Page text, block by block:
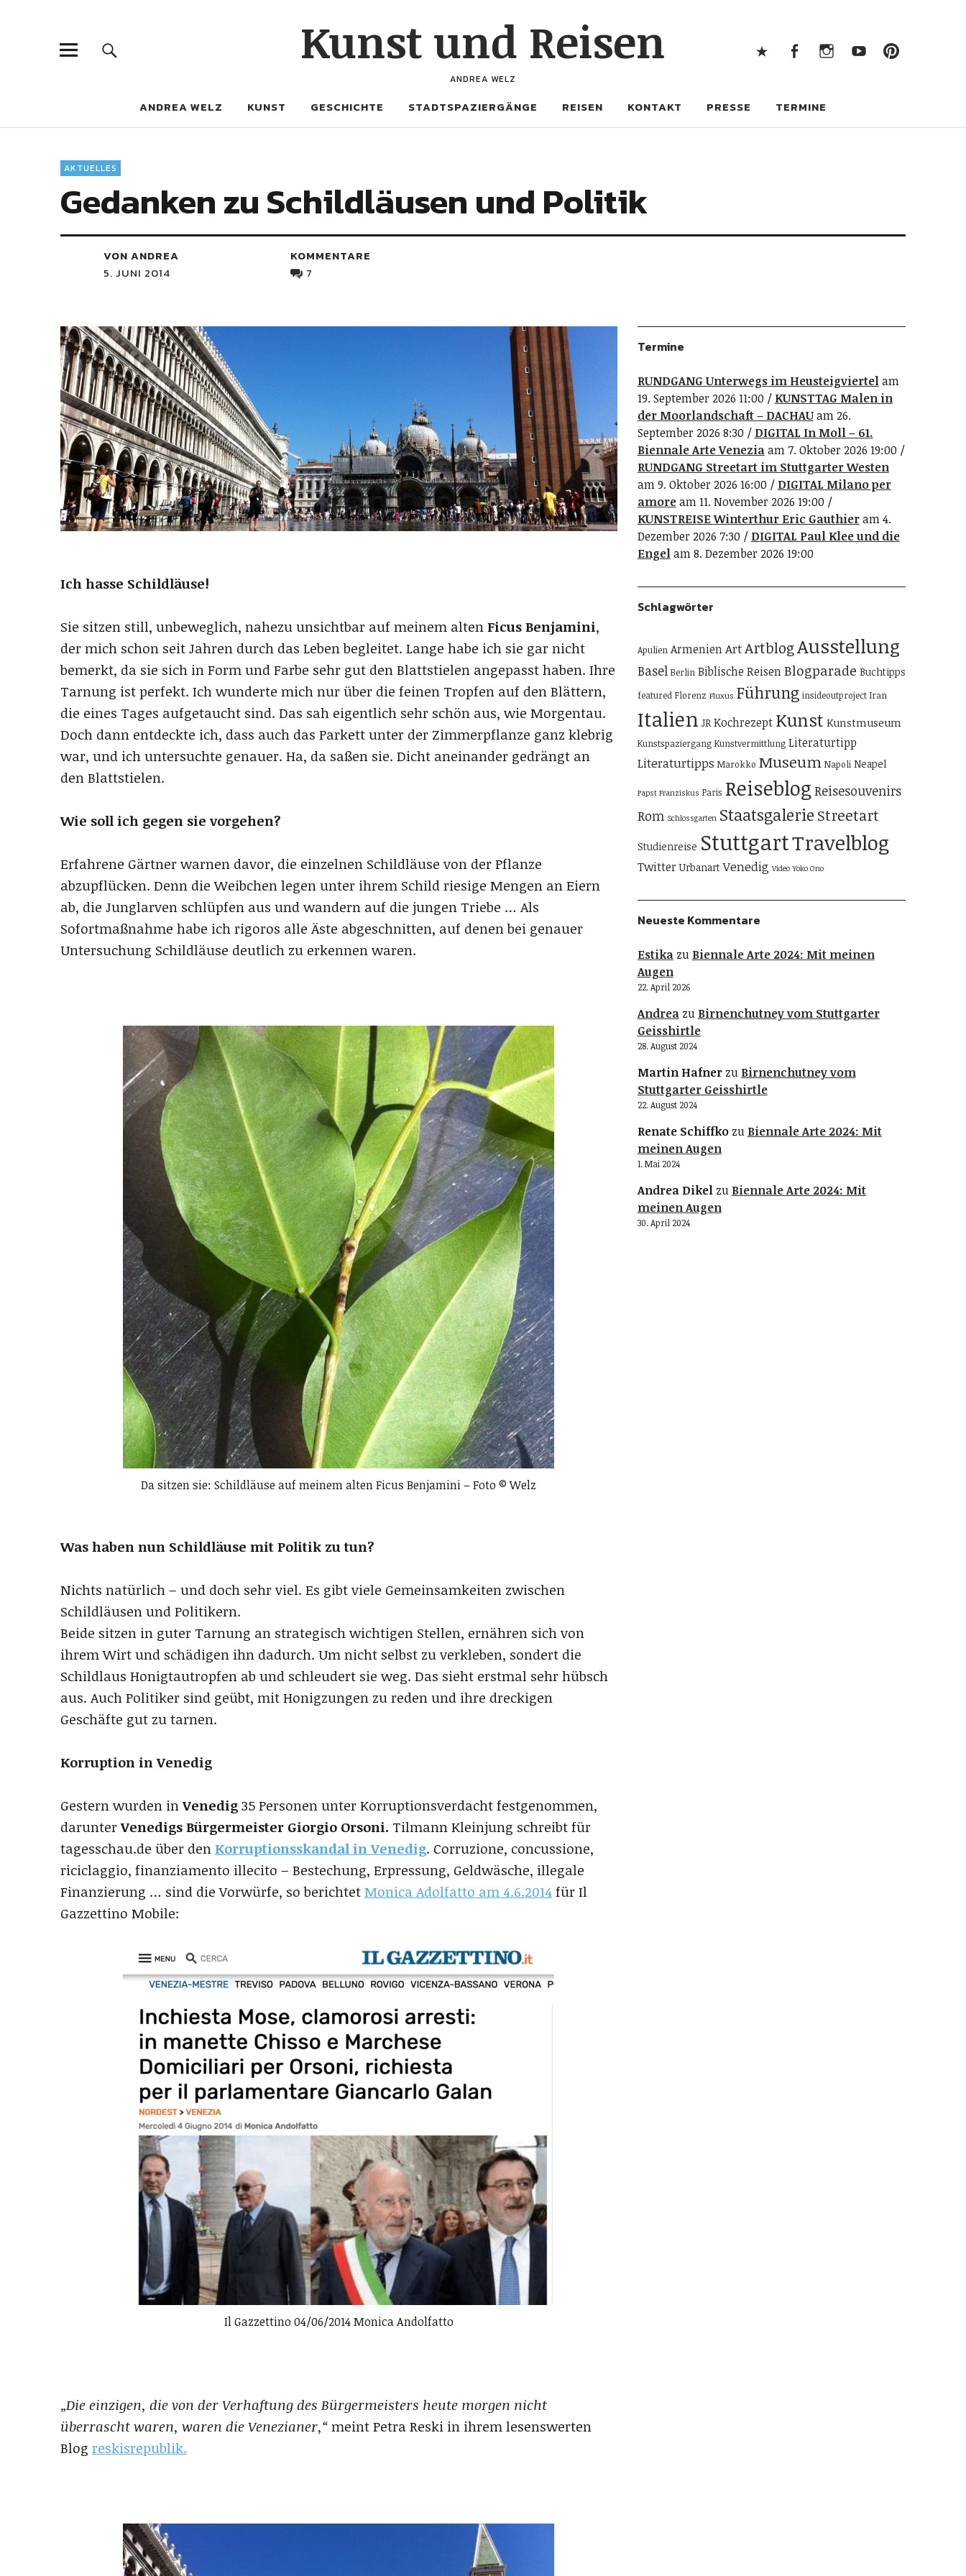
Kunst und Reisen
ANDREA WELZ
ANDREA WELZ KUNST GESCHICHTE STADTSPAZIERGÄNGE REISEN KONTAKT PRESSE TERMINE
AKTUELLES
Gedanken zu Schildläusen und Politik
VON ANDREA
5. JUNI 2014
KOMMENTARE
7
Ich hasse Schildläuse!
Sie sitzen still, unbeweglich, nahezu unsichtbar auf meinem altenFicus Benjamini,
der mich schon seit Jahren durch das Leben begleitet. Lange habe ich sie gar nicht
bemerkt, da sie sich in Form und Farbe sehr gut den Blattstielen angepasst haben. Ihre
Tarnung ist perfekt. Ich wunderte mich nur über die feinen Tropfen auf den Blättern,
die eines Tages aufgetaucht sind. Das sah eigentlich sehr schön aus, wie Morgentau.
Doch dann entdeckte ich, dass auch das Parkett unter der Zimmerpflanze ganz klebrig
war, und ich untersuchte genauer. Ha, da saßen sie. Dicht aneinander gedrängt an
den Blattstielen.
Wie soll ich gegen sie vorgehen?
Erfahrene Gärtner warnen davor, die einzelnen Schildläuse von der Pflanze
abzupflücken. Denn die Weibchen legen unter ihrem Schild riesige Mengen an Eiern
ab, die Junglarven schlüpfen aus und wandern auf die jungen Triebe … Als
Sofortmaßnahme habe ich rigoros alle Äste abgeschnitten, auf denen bei genauer
Untersuchung Schildläuse deutlich zu erkennen waren.
Da sitzen sie: Schildläuse auf meinem alten Ficus Benjamini – Foto © Welz
Was haben nun Schildläuse mit Politik zu tun?
Nichts natürlich – und doch sehr viel. Es gibt viele Gemeinsamkeiten zwischen
Schildläusen und Politikern.
Beide sitzen in guter Tarnung an strategisch wichtigen Stellen, ernähren sich von
ihrem Wirt und schädigen ihn dadurch. Um nicht selbst zu verkleben, sondert die
Schildlaus Honigtautropfen ab und schleudert sie weg. Das sieht erstmal sehr hübsch
aus. Auch Politiker sind geübt, mit Honigzungen zu reden und ihre dreckigen
Geschäfte gut zu tarnen.
Korruption in Venedig
Gestern wurden inVenedig35 Personen unter Korruptionsverdacht festgenommen,
darunterVenedigsBürgermeister Giorgio Orsoni. Tilmann Kleinjung schreibt für
tagesschau.de über denKorruptionsskandal in Venedig. Corruzione, concussione,
riciclaggio, finanziamento illecito – Bestechung, Erpressung, Geldwäsche, illegale
Finanzierung … sind die Vorwürfe, so berichtetMonica Adolfatto am 4.6.2014 für Il
Gazzettino Mobile:
Il Gazzettino 04/06/2014 Monica Andolfatto
„Die einzigen, die von der Verhaftung des Bürgermeisters heute morgen nicht
überrascht waren, waren die Venezianer,“meint Petra Reski in ihrem lesenswerten
Blog reskisrepublik.
Termine
RUNDGANG Unterwegs im Heusteigviertelam
19. September 2026 11:00
KUNSTTAG Malen in
der Moorlandschaft – DACHAUam 26.
September 2026 8:30
DIGITAL In Moll – 61.
Biennale Arte Veneziaam 7. Oktober 2026 19:00
RUNDGANG Streetart im Stuttgarter Westen
am 9. Oktober 2026 16:00
DIGITAL Milano per
amoream 11. November 2026 19:00
KUNSTREISE Winterthur Eric Gauthieram 4.
Dezember 2026 7:30
DIGITAL Paul Klee und die
Engelam 8. Dezember 2026 19:00
Schlagwörter
Apulien ArmenienArtArtblogAusstellung
Basel Berlin Biblische ReisenBlogparade Buchtipps
featured Florenz Fluxus Führung insideoutproject Iran
Italien JR Kochrezept Kunst Kunstmuseum
Kunstspaziergang Kunstvermittlung Literaturtipp
Literaturtipps Marokko Museum Napoli Neapel
Papst Franziskus Paris Reiseblog Reisesouvenirs
Rom Schlossgarten Staatsgalerie Streetart
Studienreise StuttgartTravelblog
Twitter Urbanart Venedig Video Yoko Ono
Neueste Kommentare
Estikazu Biennale Arte 2024: Mit meinen
Augen
22. April 2026
Andreazu Birnenchutney vom Stuttgarter
Geisshirtle
28. August 2024
Martin Hafnerzu Birnenchutney vom
Stuttgarter Geisshirtle
22. August 2024
Renate Schiffkozu Biennale Arte 2024: Mit
meinen Augen
1. Mai 2024
Andrea Dikelzu Biennale Arte 2024: Mit
meinen Augen
30. April 2024